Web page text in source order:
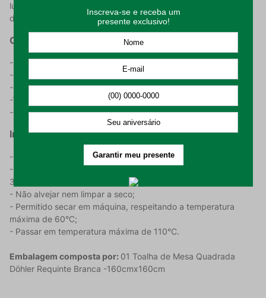
lugares, garantindo beleza, praticidade e resistência no dia a
dia.
Características do Produto:
- 100% poliéster;
-Gramatura de 172 g/m²;
-160cmx160cm – ideal para mesas de 4 lugares;
-Toque agradável, resistente e de excelente caimento;
-Qualidade e durabilidade Döhler.
Instruções de Lavagem:
- Higienizar antes de utilizar;
- Lavar em processo suave, com temperatura máxima de
30°C;
- Não alvejar nem limpar a seco;
- Permitido secar em máquina, respeitando a temperatura
máxima de 60°C;
- Passar em temperatura máxima de 110°C.
Embalagem composta por: 01 Toalha de Mesa Quadrada
Döhler Requinte Branca -160cmx160cm